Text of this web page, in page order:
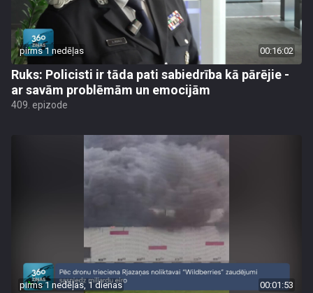
pirms 1 nedēļas 00:16:02
Ruks: Policisti ir tāda pati sabiedrība kā pārējie -
ar savām problēmām un emocijām
409. epizode
pirms 1 nedēļas, 1 dienas 00:01:53